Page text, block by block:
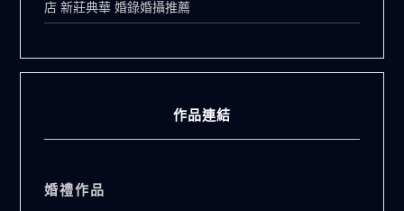
店 新莊典華 婚錄婚攝推薦
作品連結
婚禮作品